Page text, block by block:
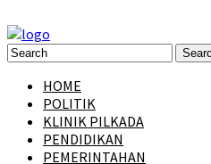
HOME
POLITIK
KLINIK PILKADA
PENDIDIKAN
PEMERINTAHAN